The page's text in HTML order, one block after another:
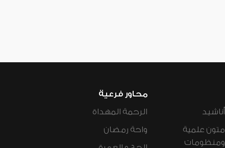
أناشيد
متون علمية
ومنظومات
محاور فرعية
الرحمة المهداة
واحة رمضان